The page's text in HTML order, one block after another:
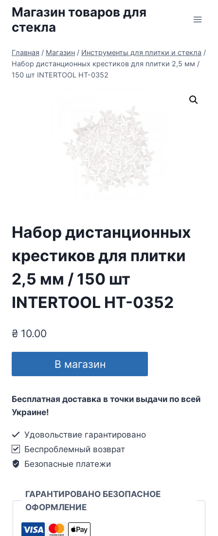
Перейти
содержимому
Магазин товаров для
стекла
Главная / Магазин / Инструменты для плитки и стекла /
Набор дистанционных крестиков для плитки 2,5 мм /
150 шт INTERTOOL HT-0352
Набор дистанционных
крестиков для плитки
2,5 мм / 150 шт
INTERTOOL HT-0352
₴ 10.00
В магазин
Бесплатная доставка в точки выдачи по всей
Украине!
Удовольствие гарантировано
Беспроблемный возврат
Безопасные платежи
ГАРАНТИРОВАНО БЕЗОПАСНОЕ
ОФОРМЛЕНИЕ